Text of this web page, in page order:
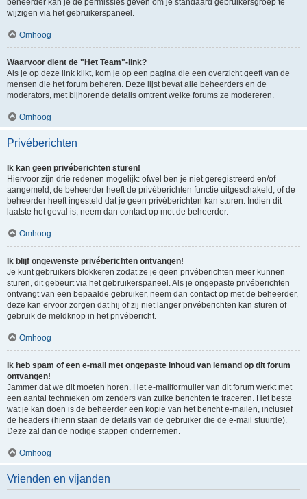
beheerder kan je de permissies geven om je standaard gebruikersgroep te
wijzigen via het gebruikerspaneel.
Omhoog
Waarvoor dient de "Het Team"-link?
Als je op deze link klikt, kom je op een pagina die een overzicht geeft van de
mensen die het forum beheren. Deze lijst bevat alle beheerders en de
moderators, met bijhorende details omtrent welke forums ze modereren.
Omhoog
Privéberichten
Ik kan geen privéberichten sturen!
Hiervoor zijn drie redenen mogelijk: ofwel ben je niet geregistreerd en/of
aangemeld, de beheerder heeft de privéberichten functie uitgeschakeld, of de
beheerder heeft ingesteld dat je geen privéberichten kan sturen. Indien dit
laatste het geval is, neem dan contact op met de beheerder.
Omhoog
Ik blijf ongewenste privéberichten ontvangen!
Je kunt gebruikers blokkeren zodat ze je geen privéberichten meer kunnen
sturen, dit gebeurt via het gebruikerspaneel. Als je ongepaste privéberichten
ontvangt van een bepaalde gebruiker, neem dan contact op met de beheerder,
deze kan ervoor zorgen dat hij of zij niet langer privéberichten kan sturen of
gebruik de meldknop in het privébericht.
Omhoog
Ik heb spam of een e-mail met ongepaste inhoud van iemand op dit forum
ontvangen!
Jammer dat we dit moeten horen. Het e-mailformulier van dit forum werkt met
een aantal technieken om zenders van zulke berichten te traceren. Het beste
wat je kan doen is de beheerder een kopie van het bericht e-mailen, inclusief
de headers (hierin staan de details van de gebruiker die de e-mail stuurde).
Deze zal dan de nodige stappen ondernemen.
Omhoog
Vrienden en vijanden